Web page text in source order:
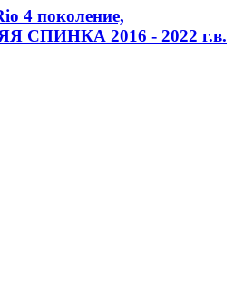
4 поколение,
2016 - 2022 г.в.